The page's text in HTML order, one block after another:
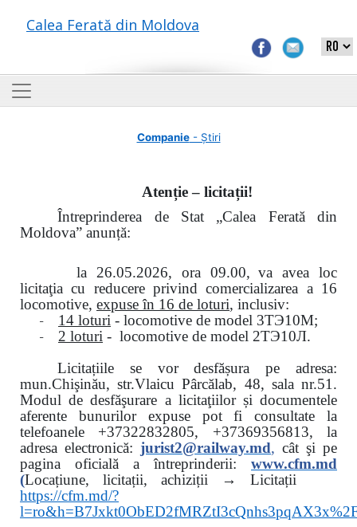
Calea Ferată din Moldova
Companie- Știri
Atenție – licitații!
Întreprinderea de Stat „Calea Ferată din
Moldova” anunță:
la 26.05.2026, ora 09.00, va avea loc
licitaţia cu reducere privind comercializarea a 16
locomotive, expuse în 16 de loturi, inclusiv:
- 14 loturi - locomotive de model 3ТЭ10М;
- 2 loturi - locomotive de model 2ТЭ10Л.
Licitațiile se vor desfășura pe adresa:
mun.Chişinău, str.Vlaicu Pârcălab, 48, sala nr.51.
Modul de desfăşurare a licitaţiilor și documentele
aferente bunurilor expuse pot fi consultate la
telefoanele +37322832805, +37369356813, la
adresa electronică: jurist2@railway.md, cât şi pe
pagina oficială a întreprinderii:
www.cfm.md
(Locațiune, licitații, achiziții → Licitații
https://cfm.md/?